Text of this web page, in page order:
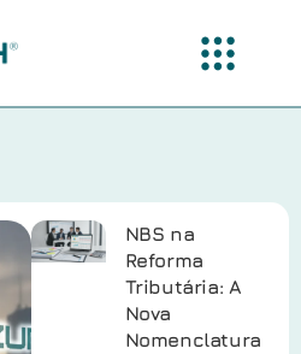
NBS na
Reforma
Tributária: A
Nova
Nomenclatura